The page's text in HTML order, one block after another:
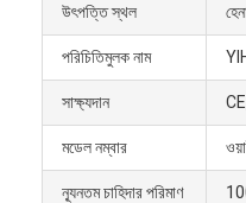
উৎপত্তি স্থল
পরিচিতিমুলক নাম
সাক্ষ্যদান
মডেল নম্বার
ন্যূনতম চাহিদার পরিমাণ